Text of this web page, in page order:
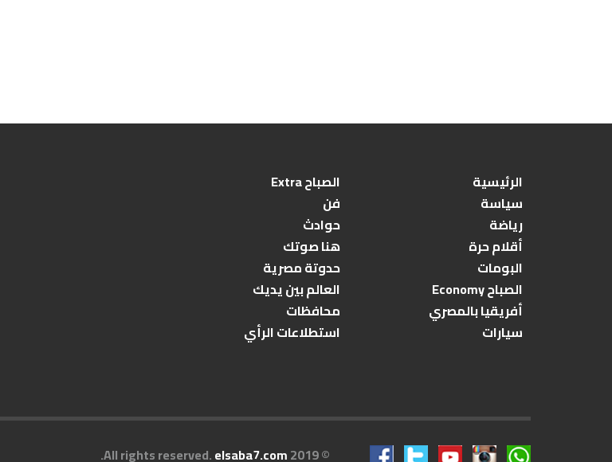
الرئيسية
الصباح Extra
سياسة
فن
رياضة
حوادث
أقلام حرة
هنا صوتك
البومات
حدوتة مصرية
الصباح Economy
العالم بين يديك
أفريقيا بالمصري
محافظات
سيارات
استطلاعات الرأي
© 2019 All rights reserved.
elsaba7.com
.